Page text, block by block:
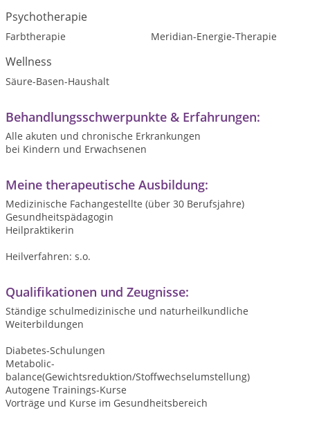
Psychotherapie
Farbtherapie Meridian-Energie-Therapie
Wellness
Säure-Basen-Haushalt
Behandlungsschwerpunkte & Erfahrungen:
Alle akuten und chronische Erkrankungen
bei Kindern und Erwachsenen
Meine therapeutische Ausbildung:
Medizinische Fachangestellte (über 30 Berufsjahre)
Gesundheitspädagogin
Heilpraktikerin
Heilverfahren: s.o.
Qualifikationen und Zeugnisse:
Ständige schulmedizinische und naturheilkundliche
Weiterbildungen
Diabetes-Schulungen
Metabolic-
balance(Gewichtsreduktion/Stoffwechselumstellung)
Autogene Trainings-Kurse
Vorträge und Kurse im Gesundheitsbereich